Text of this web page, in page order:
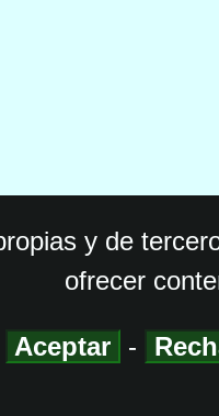
y de
ofrecer
Aceptar -